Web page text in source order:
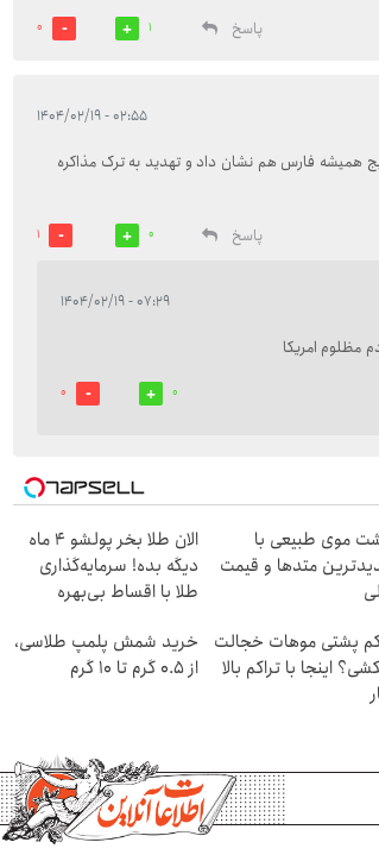
پاسخ
1
0
۰۲:۵۵ - ۱۴۰۴/۰۲/۱۹
همیشه فارس هم نشان داد و تهدید به ترک مذاکره
پاسخ
0
1
۰۷:۲۹ - ۱۴۰۴/۰۲/۱۹
مظلوم امریکا
0
0
موی طبیعی با
متدها و قیمت
الان طلا بخر پولشو 4 ماه
دیگه بده! سرمایه‌گذاری
طلا با اقساط بی‌بهره
کم پشتی موهات خجالت
اینجا با تراکم بالا
خرید شمش پلمپ طلاسی،
از ۰.۵ گرم تا ۱۰ گرم